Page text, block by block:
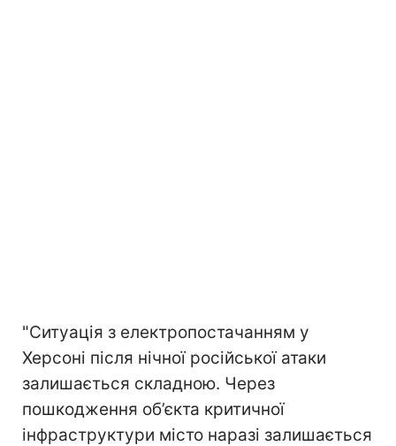
"Ситуація з електропостачанням у
Херсоні після нічної російської атаки
залишається складною. Через
пошкодження об’єкта критичної
інфраструктури місто наразі залишається